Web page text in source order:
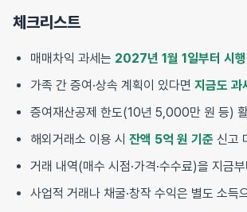
체크리스트
매매차익 과세는 2027년 1월 1일부터 시행
가족 간 증여·상속 계획이 있다면 지금도 과
증여재산공제 한도(10년 5,000만 원 등)
해외거래소 이용 시 잔액 5억 원 기준 신고
거래 내역(매수 시점·가격·수수료)을 지금
사업적 거래나 채굴·창작 수익은 별도 소득